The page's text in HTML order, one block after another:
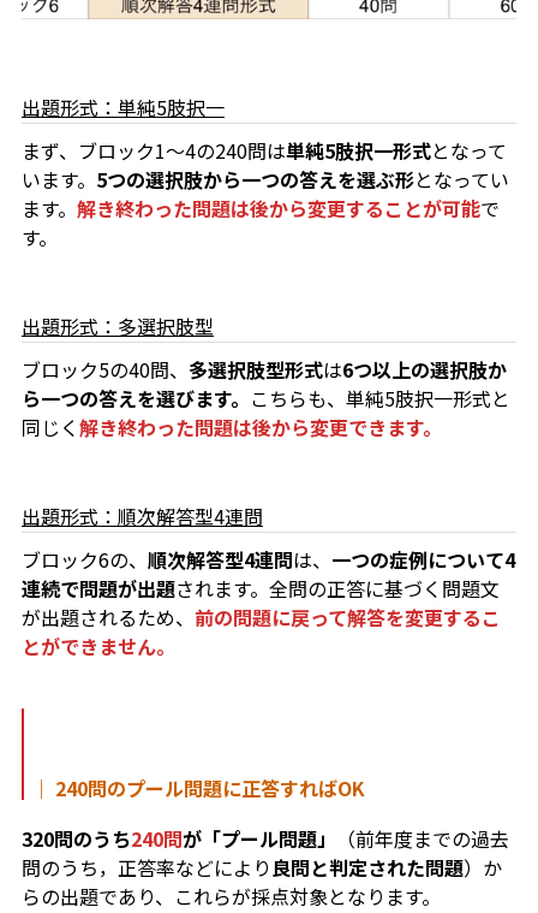
出題形式：単純5肢択一
まず、ブロック1～4の240問は単純5肢択一形式となって
います。 5つの選択肢から一つの答えを選ぶ形となってい
ます。 解き終わった問題は後から変更することが可能で
す。
出題形式：多選択肢型
ブロック5の40問、 多選択肢型形式は6つ以上の選択肢か
ら一つの答えを選びます。 こちらも、単純5肢択一形式と
同じく解き終わった問題は後から変更できます。
出題形式：順次解答型4連問
ブロック6の、 順次解答型4連問は、 一つの症例について4
連続で問題が出題されます。全問の正答に基づく問題文
が出題されるため、 前の問題に戻って解答を変更するこ
とができません。
｜ 240問のプール問題に正答すればOK
320問のうち240問が「プール問題」
（前年度までの過去
問のうち，正答率などにより良問と判定された問題）か
らの出題であり、これらが採点対象となります。